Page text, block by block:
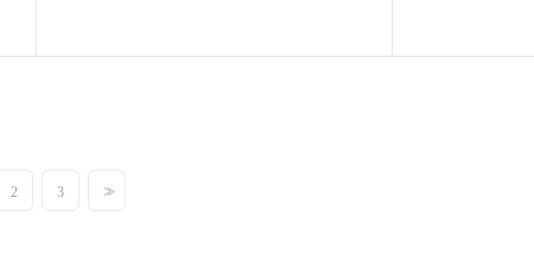
2 3 >>